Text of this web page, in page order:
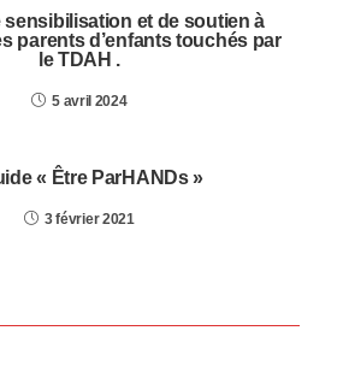
sensibilisation et de soutien à
parents d’enfants touchés par
le TDAH .
5 avril 2024
« Être ParHANDs »
3 février 2021